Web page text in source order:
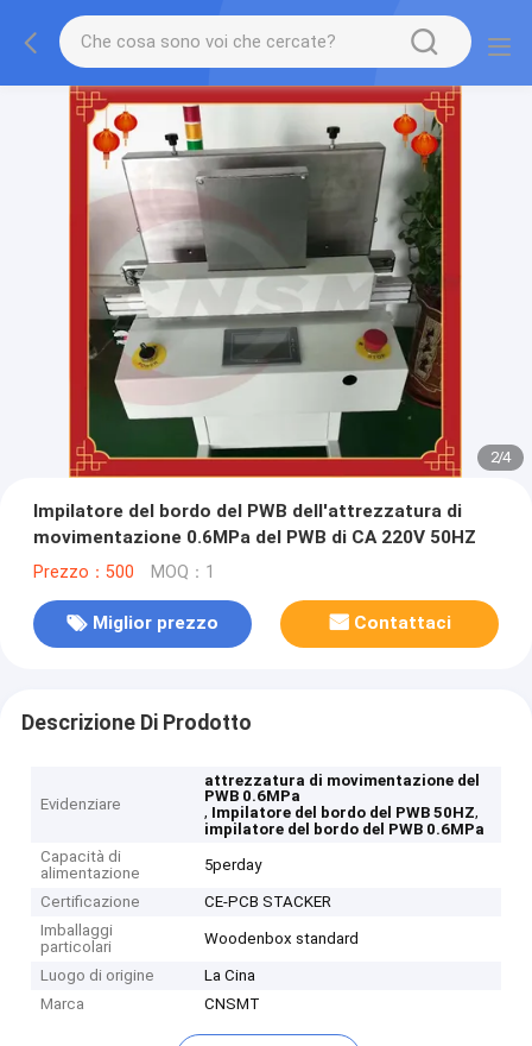
2/4
Impilatore del bordo del PWB dell'attrezzatura di
movimentazione 0.6MPa del PWB di CA 220V 50HZ
Prezzo：500 MOQ：1
Miglior prezzo Contattaci
Descrizione Di Prodotto
Evidenziare
attrezzatura di movimentazione del
PWB 0.6MPa
, Impilatore del bordo del PWB 50HZ,
impilatore del bordo del PWB 0.6MPa
Capacità di
alimentazione
5perday
Certificazione
CE-PCB STACKER
Imballaggi
particolari
Woodenbox standard
Luogo di origine
La Cina
Marca
CNSMT